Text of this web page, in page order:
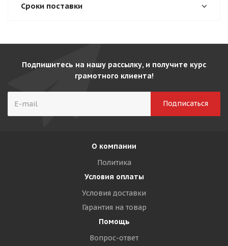
Сроки поставки
Подпишитесь на нашу рассылку, и получите курс
грамотного клиента!
О компании
Политика
Условия оплаты
Условия доставки
Гарантия на товар
Помощь
Вопрос-ответ